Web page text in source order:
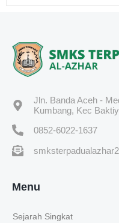
Jln. Banda Aceh -
Kumbang, Kec
0852-6022-1637
Menu
Sejarah Singkat